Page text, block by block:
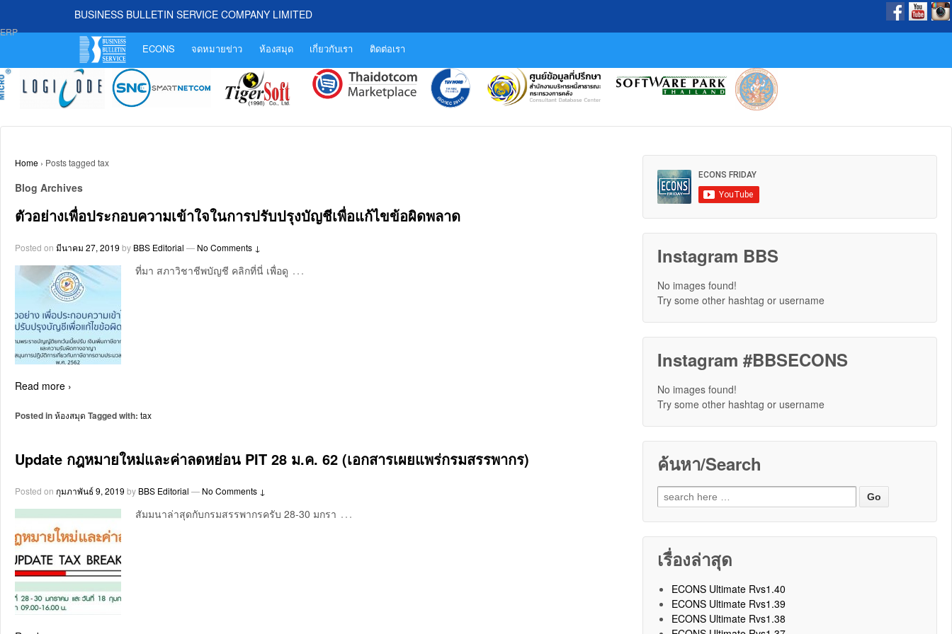
BUSINESS BULLETIN SERVICE COMPANY LIMITED
ERP
ECONS จดหมายข่าว ห้องสมุด เกี่ยวกับเรา ติดต่อเรา
Home › Posts tagged tax
Blog Archives
ตัวอย่างเพื่อประกอบความเข้าใจในการปรับปรุงบัญชีเพื่อแก้ไขข้อผิดพลาด
Posted on มีนาคม 27, 2019 by BBS Editorial — No Comments ↓
ที่มา สภาวิชาชีพบัญชี คลิกที่นี่ เพื่อดู …
Read more ›
Posted inห้องสมุด Tagged with: tax
Update กฎหมายใหม่และค่าลดหย่อน PIT 28 ม.ค. 62 (เอกสารเผยแพร่กรมสรรพากร)
Posted on กุมภาพันธ์ 9, 2019 by BBS Editorial — No Comments ↓
สัมมนาล่าสุดกับกรมสรรพากรครับ 28-30 มกรา …
Instagram BBS
No images found!
Try some other hashtag or username
Instagram #BBSECONS
No images found!
Try some other hashtag or username
ค้นหา/Search
Search for:
เรื่องล่าสุด
ECONS Ultimate Rvs1.40
ECONS Ultimate Rvs1.39
ECONS Ultimate Rvs1.38